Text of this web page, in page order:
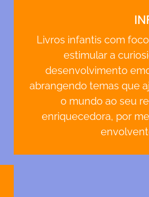
Livros infantis com
estimular a
desenvolvimento
abrangendo temas que
o mundo ao seu
enriquecedora, por